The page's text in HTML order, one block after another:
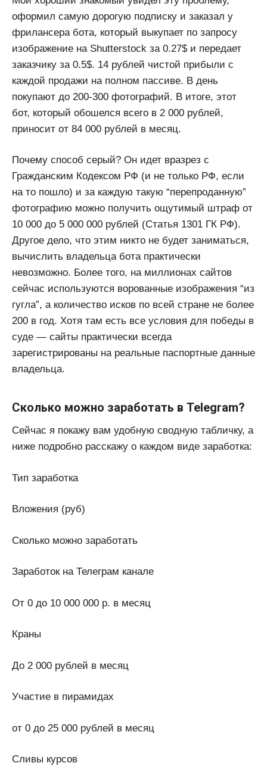
оформил самую дорогую подписку и заказал у
фрилансера бота, который выкупает по запросу
изображение на Shutterstock за 0.27$ и передает
заказчику за 0.5$. 14 рублей чистой прибыли с
каждой продажи на полном пассиве. В день
покупают до 200-300 фотографий. В итоге, этот
бот, который обошелся всего в 2 000 рублей,
приносит от 84 000 рублей в месяц.
Почему способ серый? Он идет вразрез с
Гражданским Кодексом РФ (и не только РФ, если
на то пошло) и за каждую такую “перепроданную”
фотографию можно получить ощутимый штраф от
10 000 до 5 000 000 рублей (Статья 1301 ГК РФ).
Другое дело, что этим никто не будет заниматься,
вычислить владельца бота практически
невозможно. Более того, на миллионах сайтов
сейчас используются ворованные изображения “из
гугла”, а количество исков по всей стране не более
200 в год. Хотя там есть все условия для победы в
суде — сайты практически всегда
зарегистрированы на реальные паспортные данные
владельца.
Сколько можно заработать в Telegram?
Сейчас я покажу вам удобную сводную табличку, а
ниже подробно расскажу о каждом виде заработка:
Тип заработка
Вложения (руб)
Сколько можно заработать
Заработок на Телеграм канале
От 0 до 10 000 000 р. в месяц
Краны
До 2 000 рублей в месяц
Участие в пирамидах
от 0 до 25 000 рублей в месяц
Сливы курсов